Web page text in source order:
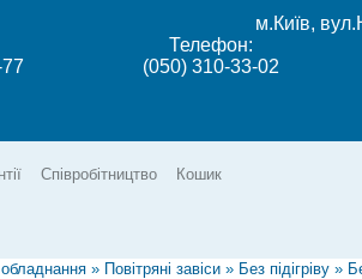
м.Київ,
Телефон:
(050) 310-33-02
Співробітництво Кошик
» Повітряні завіси » Без підігріву »